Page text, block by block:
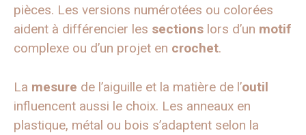
pièces. Les versions numérotées ou colorées
aident à différencier les sections lors d’un motif
complexe ou d’un projet en crochet.
La mesure de l’aiguille et la matière de l’outil
influencent aussi le choix. Les anneaux en
plastique, métal ou bois s’adaptent selon la